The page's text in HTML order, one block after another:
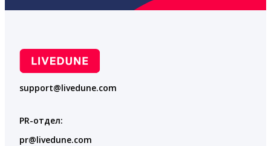
support@livedune.com
PR-отдел:
pr@livedune.com